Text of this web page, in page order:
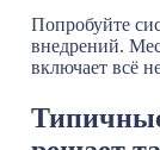
Попробуйте
внедрений.
включает всё